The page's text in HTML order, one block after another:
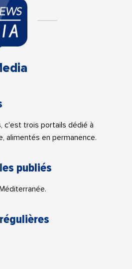
c'est trois portails dédié à
alimentés en permanence.
publiés